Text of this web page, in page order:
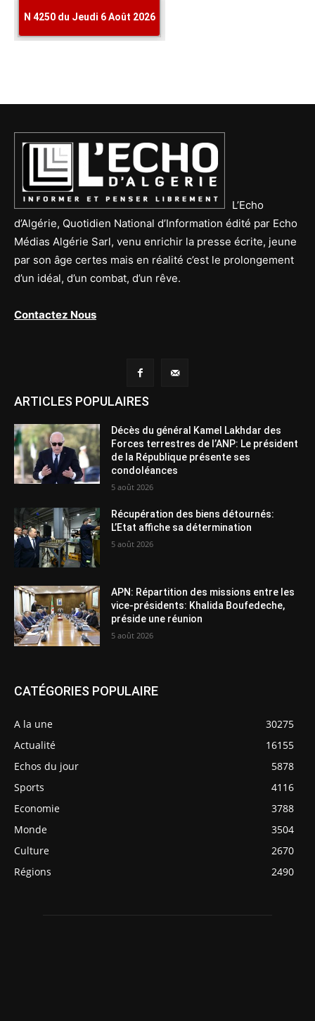
L’Echo
d’Algérie, Quotidien National d’Information édité par Echo
Médias Algérie Sarl, venu enrichir la presse écrite, jeune
par son âge certes mais en réalité c’est le prolongement
d’un idéal, d’un combat, d’un rêve.
Contactez Nous
ARTICLES POPULAIRES
Décès du général Kamel Lakhdar des
Forces terrestres de l’ANP: Le président
de la République présente ses
condoléances
5 août 2026
Récupération des biens détournés:
L’Etat affiche sa détermination
5 août 2026
APN: Répartition des missions entre les
vice-présidents: Khalida Boufedeche,
préside une réunion
5 août 2026
CATÉGORIES POPULAIRE
A la une
30275
Actualité
16155
Echos du jour
5878
Sports
4116
Economie
3788
Monde
3504
Culture
2670
Régions
2490